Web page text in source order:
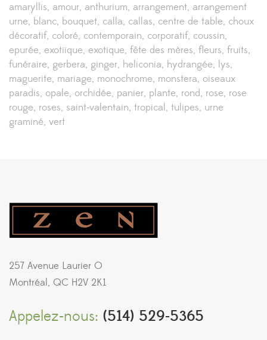
amaryllis amour anthurium arrangement arrangement
urne blanc bouquet calla callas centre de table choux
décoratif coloré contemporain corporatif coussin
epurée exotiique exotique fête des mères fleurs fruits
funéraire gerbera ginger heliconia hydrangée lys
maguerite mariage monochrome monstera oiseaux
paradis opale orchidée panier plante rond rose rose
rouge roses saint-valentain tropical tulipes urne
graminé vert
257 Avenue Laurier O
Montréal, QC H2V 2K1
Appelez-nous: (514) 529-5365